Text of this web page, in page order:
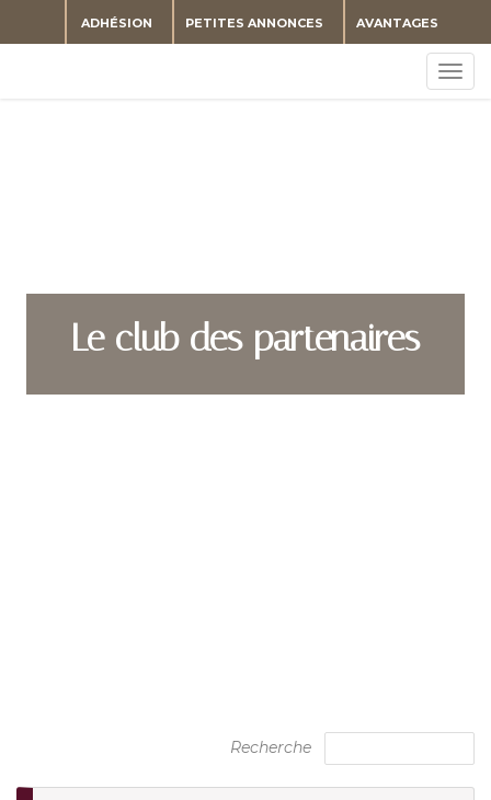
AVANTAGES
PETITES ANNONCES
ADHÉSION
Le club des partenaires
Recherche